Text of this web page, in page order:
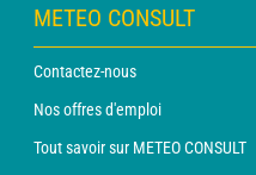
METEO CONSULT
Contactez-nous
Nos offres d'emploi
Tout savoir sur METEO CONSULT